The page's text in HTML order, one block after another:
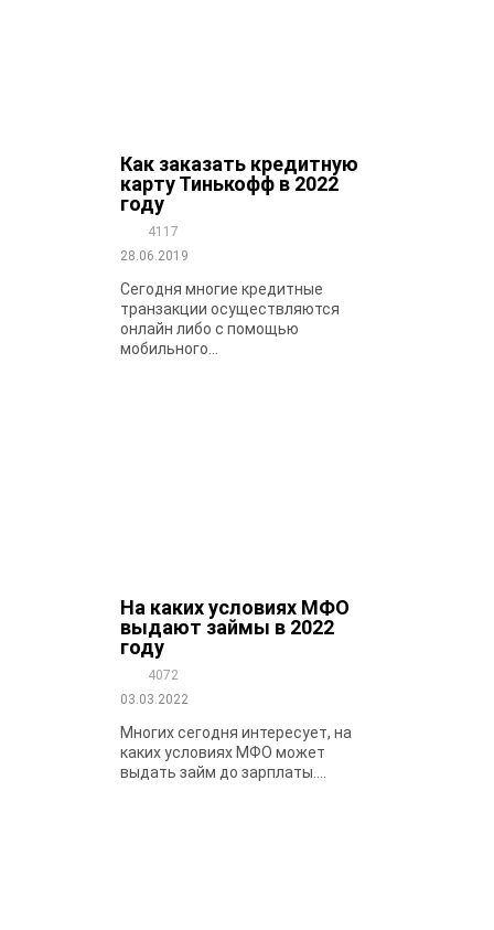
Как заказать кредитную
карту Тинькофф в 2022
году
4117
28.06.2019
Сегодня многие кредитные
транзакции осуществляются
онлайн либо с помощью
мобильного...
На каких условиях МФО
выдают займы в 2022
году
4072
03.03.2022
Многих сегодня интересует, на
каких условиях МФО может
выдать займ до зарплаты....